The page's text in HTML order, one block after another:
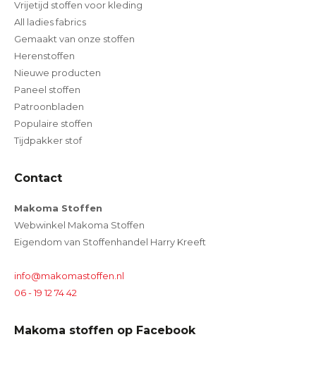
Vrijetijd stoffen voor kleding
All ladies fabrics
Gemaakt van onze stoffen
Herenstoffen
Nieuwe producten
Paneel stoffen
Patroonbladen
Populaire stoffen
Tijdpakker stof
Contact
Makoma Stoffen
Webwinkel Makoma Stoffen
Eigendom van Stoffenhandel Harry Kreeft
info@makomastoffen.nl
06 - 19 12 74 42
Makoma stoffen op Facebook